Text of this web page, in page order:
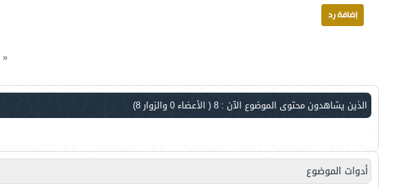
«
الذين يشاهدون محتوى الموضوع الآن : 8 ( الأعضاء 0 والزوار 8)
أدوات الموضوع